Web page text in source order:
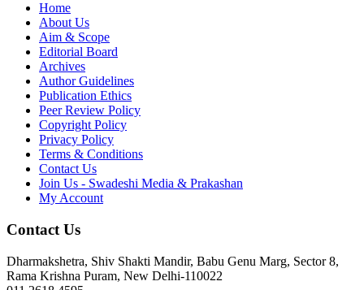
Home
About Us
Aim & Scope
Editorial Board
Archives
Author Guidelines
Publication Ethics
Peer Review Policy
Copyright Policy
Privacy Policy
Terms & Conditions
Contact Us
Join Us - Swadeshi Media & Prakashan
My Account
Contact Us
Dharmakshetra, Shiv Shakti Mandir, Babu Genu Marg, Sector 8,
Rama Krishna Puram, New Delhi-110022